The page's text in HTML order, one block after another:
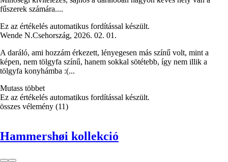
fűszerek számára....
Ez az értékelés automatikus fordítással készült.
Wende N.Csehország, 2026. 02. 01.
A daráló, ami hozzám érkezett, lényegesen más színű volt, mint a
képen, nem tölgyfa színű, hanem sokkal sötétebb, így nem illik a
tölgyfa konyhámba :(...
Mutass többet
Ez az értékelés automatikus fordítással készült.
összes vélemény (11)
Hammershøi kollekció